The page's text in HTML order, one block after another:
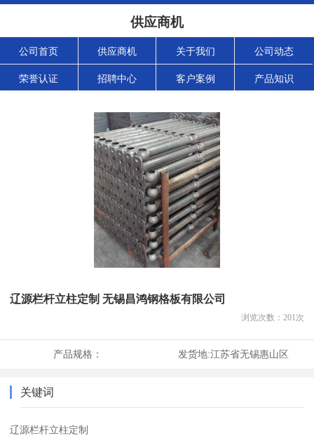
供应商机
公司首页 供应商机 关于我们 公司动态
荣誉认证 招聘中心 客户案例 产品知识
辽源栏杆立柱定制 无锡昌鸿钢格板有限公司
浏览次数： 201次
产品规格： 发货地:江苏省无锡惠山区
关键词
辽源栏杆立柱定制